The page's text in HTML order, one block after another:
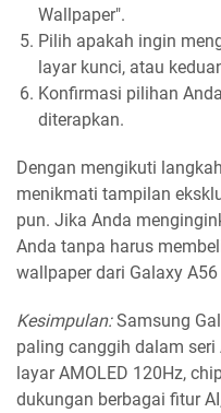
Wallpaper".
Pilih apakah ingin
layar kunci, atau
Konfirmasi pilihan
diterapkan.
Dengan mengikuti
menikmati tampilan
pun. Jika Anda
Anda tanpa harus
wallpaper dari Galaxy
Kesimpulan:Samsung
paling canggih dalam
layar AMOLED 120Hz,
dukungan berbagai fitur